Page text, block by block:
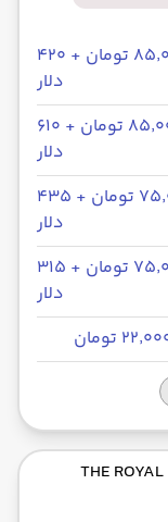
۸۵٬۰۰۰٬۰۰۰ تومان + ۴۲۰
دلار
۸۵٬۰۰۰٬۰۰۰ تومان + ۶۱۰
دلار
۷۵٬۰۰۰٬۰۰۰ تومان + ۴۳۵
دلار
۷۵٬۰۰۰٬۰۰۰ تومان + ۳۱۵
دلار
تومان
| THE ROYAL